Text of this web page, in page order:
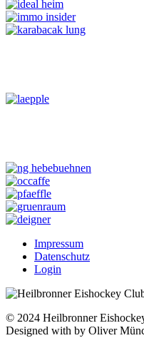
Impressum
Datenschutz
Login
© 2024 Heilbronner
Designed with by Oliver